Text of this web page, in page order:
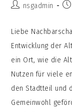
Beitrags-
nsgadmin
Liebe
Entwicklung der
ein Ort, wie die
Nutzen für viele
den Stadtteil und
Gemeinwohl